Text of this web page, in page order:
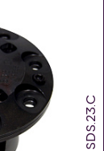
SDS.23.C